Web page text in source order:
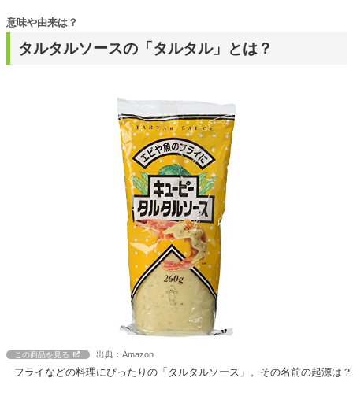
タルタルソースの「タルタル」とは？
意味や由来は？
この商品を見る 出典：Amazon
フライなどの料理にぴったりの「タルタルソース」。その名前の起源は？